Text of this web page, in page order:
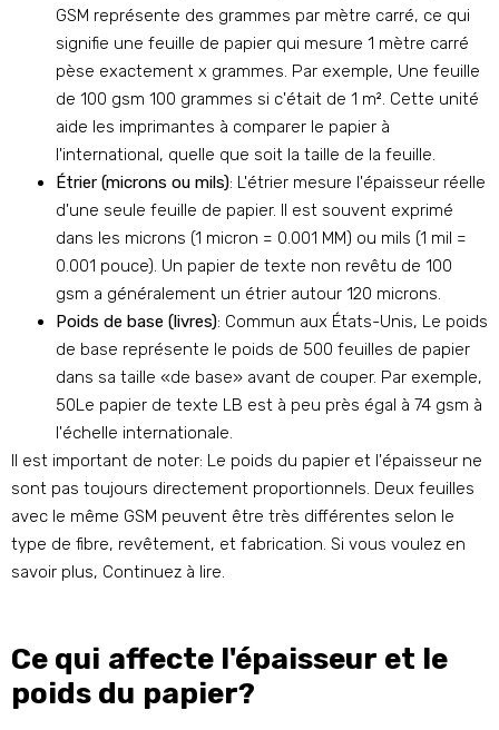
GSM représente des grammes par mètre carré, ce qui
signifie une feuille de papier qui mesure 1 mètre carré
pèse exactement x grammes. Par exemple, Une feuille
de 100 gsm 100 grammes si c'était de 1 m². Cette unité
aide les imprimantes à comparer le papier à
l'international, quelle que soit la taille de la feuille.
Étrier (microns ou mils): L'étrier mesure l'épaisseur réelle
d'une seule feuille de papier. Il est souvent exprimé
dans les microns (1 micron = 0.001 MM) ou mils (1 mil =
0.001 pouce). Un papier de texte non revêtu de 100
gsm a généralement un étrier autour 120 microns.
Poids de base (livres): Commun aux États-Unis, Le poids
de base représente le poids de 500 feuilles de papier
dans sa taille «de base» avant de couper. Par exemple,
50Le papier de texte LB est à peu près égal à 74 gsm à
l'échelle internationale.
Il est important de noter: Le poids du papier et l'épaisseur ne
sont pas toujours directement proportionnels. Deux feuilles
avec le même GSM peuvent être très différentes selon le
type de fibre, revêtement, et fabrication. Si vous voulez en
savoir plus, Continuez à lire.
Ce qui affecte l'épaisseur et le
poids du papier?